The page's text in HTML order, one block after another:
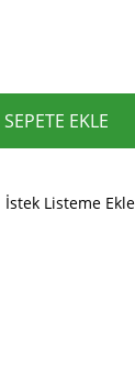
İstek Listeme Ekle